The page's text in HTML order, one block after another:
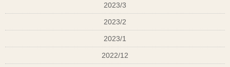
2023/3
2023/2
2023/1
2022/12